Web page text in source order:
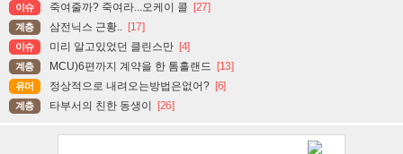
이슈 죽여줄까? 죽여라...오케이 콜 [27]
계층 삼전닉스 근황.. [17]
이슈 미리 알고있었던 클린스만 [4]
계층 MCU)6편까지 계약을 한 톰홀랜드 [13]
유머 정상적으로 내려오는방법은없어? [6]
계층 타부서의 친한 동생이 [26]